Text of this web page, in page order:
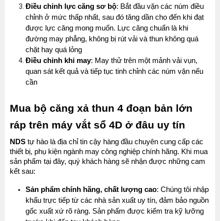
Điều chỉnh lực căng sơ bộ: Bắt đầu vặn các núm điều
chỉnh ở mức thấp nhất, sau đó tăng dần cho đến khi đạt
được lực căng mong muốn. Lực căng chuẩn là khi
đường may phẳng, không bị rút vải và thun không quá
chặt hay quá lỏng
Điều chỉnh khi may: May thử trên một mảnh vải vụn,
quan sát kết quả và tiếp tục tinh chỉnh các núm vặn nếu
cần
Mua bộ căng xả thun 4 đoạn bản lớn
ráp trên máy vắt sổ 4D ở đâu uy tín
NDS tự hào là địa chỉ tin cậy hàng đầu chuyên cung cấp các
thiết bị, phụ kiện ngành may công nghiệp chính hãng. Khi mua
sản phẩm tại đây, quý khách hàng sẽ nhận được những cam
kết sau:
Sản phẩm chính hãng, chất lượng cao: Chúng tôi nhập
khẩu trực tiếp từ các nhà sản xuất uy tín, đảm bảo nguồn
gốc xuất xứ rõ ràng. Sản phẩm được kiểm tra kỹ lưỡng